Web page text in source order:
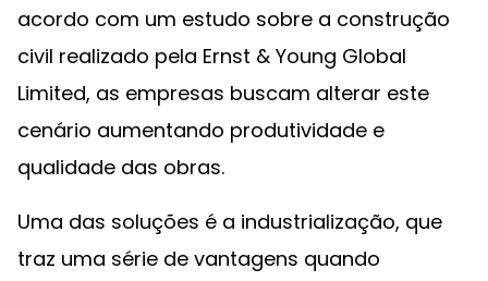
acordo com um estudo sobre a construção
civil realizado pela Ernst & Young Global
Limited, as empresas buscam alterar este
cenário aumentando produtividade e
qualidade das obras.
Uma das soluções é a industrialização, que
traz uma série de vantagens quando